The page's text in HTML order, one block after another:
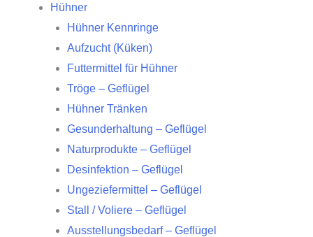
Hühner
Hühner Kennringe
Aufzucht (Küken)
Futtermittel für Hühner
Tröge – Geflügel
Hühner Tränken
Gesunderhaltung – Geflügel
Naturprodukte – Geflügel
Desinfektion – Geflügel
Ungeziefermittel – Geflügel
Stall / Voliere – Geflügel
Ausstellungsbedarf – Geflügel